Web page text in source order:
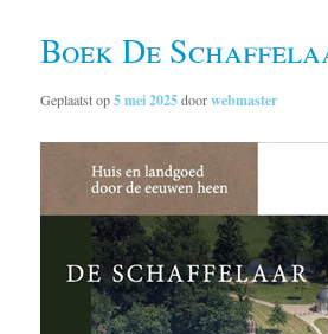
Boek De
Geplaatst op5 mei 2025doorwebmaster